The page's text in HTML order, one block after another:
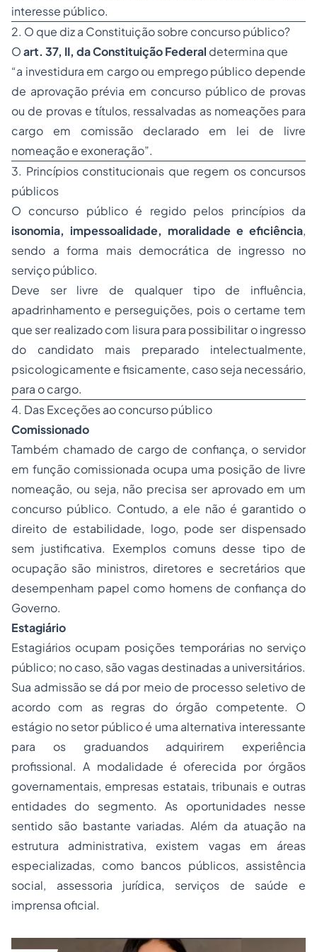
interesse público.
2. O que diz a Constituição sobre concurso público?
Oart. 37, II, da Constituição Federal determina que
“a investidura em cargo ou emprego público depende
de aprovação prévia em concurso público de provas
ou de provas e títulos, ressalvadas as nomeações para
cargo em comissão declarado em lei de livre
nomeação e exoneração”.
3. Princípios constitucionais que regem os concursos
públicos
O concurso público é regido pelos princípios da
isonomia, impessoalidade, moralidade e eficiência,
sendo a forma mais democrática de ingresso no
serviço público.
Deve ser livre de qualquer tipo de influência,
apadrinhamento e perseguições, pois o certame tem
que ser realizado com lisura para possibilitar o ingresso
do candidato mais preparado intelectualmente,
psicologicamente e fisicamente, caso seja necessário,
para o cargo.
4. Das Exceções ao concurso público
Comissionado
Também chamado de cargo de confiança, o servidor
em função comissionada ocupa uma posição de livre
nomeação, ou seja, não precisa ser aprovado em um
concurso público. Contudo, a ele não é garantido o
direito de estabilidade, logo, pode ser dispensado
sem justificativa. Exemplos comuns desse tipo de
ocupação são ministros, diretores e secretários que
desempenham papel como homens de confiança do
Governo.
Estagiário
Estagiários ocupam posições temporárias no serviço
público; no caso, são vagas destinadas a universitários.
Sua admissão se dá por meio de processo seletivo de
acordo com as regras do órgão competente. O
estágio no setor público é uma alternativa interessante
para os graduandos adquirirem experiência
profissional. A modalidade é oferecida por órgãos
governamentais, empresas estatais, tribunais e outras
entidades do segmento. As oportunidades nesse
sentido são bastante variadas. Além da atuação na
estrutura administrativa, existem vagas em áreas
especializadas, como bancos públicos, assistência
social, assessoria jurídica, serviços de saúde e
imprensa oficial.